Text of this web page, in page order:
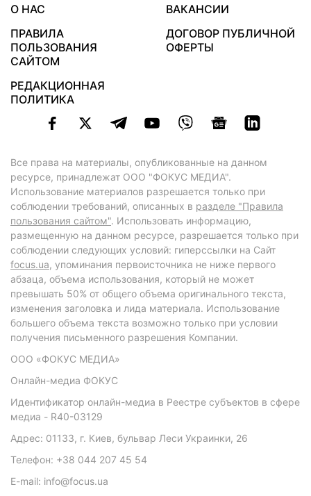
О НАС
ВАКАНСИИ
ПРАВИЛА
ПОЛЬЗОВАНИЯ
САЙТОМ
ДОГОВОР ПУБЛИЧНОЙ
ОФЕРТЫ
РЕДАКЦИОННАЯ
ПОЛИТИКА
Все права на материалы, опубликованные на данном
ресурсе, принадлежат ООО "ФОКУС МЕДИА".
Использование материалов разрешается только при
соблюдении требований, описанных в разделе "Правила
пользования сайтом". Использовать информацию,
размещенную на данном ресурсе, разрешается только при
соблюдении следующих условий: гиперссылки на Сайт
focus.ua, упоминания первоисточника не ниже первого
абзаца, объема использования, который не может
превышать 50% от общего объема оригинального текста,
изменения заголовка и лида материала. Использование
большего объема текста возможно только при условии
получения письменного разрешения Компании.
ООО «ФОКУС МЕДИА»
Онлайн-медиа ФОКУС
Идентификатор онлайн-медиа в Реестре субъектов в сфере
медиа - R40-03129
Адрес: 01133, г. Киев, бульвар Леси Украинки, 26
Телефон: +38 044 207 45 54
E-mail: info@focus.ua